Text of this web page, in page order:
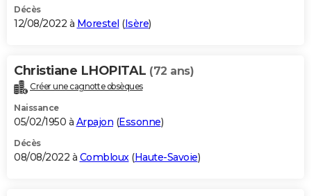
Décès
12/08/2022 à Morestel (Isère)
Christiane LHOPITAL (72 ans)
Créer une cagnotte obsèques
Naissance
05/02/1950 à Arpajon (Essonne)
Décès
08/08/2022 à Combloux(Haute-Savoie)